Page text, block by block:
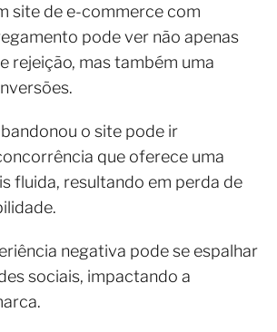
site de e-commerce com
pode ver não apenas
rejeição, mas também uma
o site pode ir
que oferece uma
fluida, resultando em perda de
negativa pode se espalhar
sociais, impactando a